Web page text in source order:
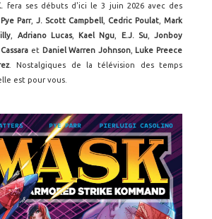
fera ses débuts d'ici le 3 juin 2026 avec des
Pye Parr, J. Scott Campbell Cedric Poulat Mark
Adriano Lucas, Kael Ngu E.J. Su,Jonboy
et Daniel Warren Johnson, Luke Preece
. Nostalgiques de la télévision des temps
est pour vous.